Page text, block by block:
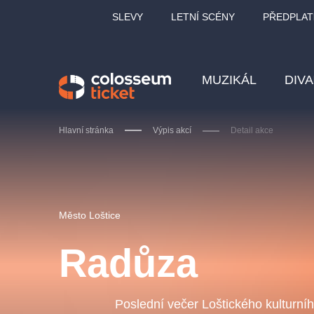
SLEVY LETNÍ SCÉNY
MUZIKÁL
Hlavní stránka Výpis akcí Detail akce
Město Loštice
Radůza
Poslední večer Loštického
OBYČEJNÁ HOLKA